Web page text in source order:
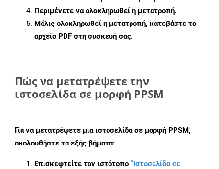
Περιμένετε να ολοκληρωθεί η μετατροπή.
Μόλις ολοκληρωθεί η μετατροπή, κατεβάστε το
αρχείο PDF στη συσκευή σας.
Πώς να μετατρέψετε την
ιστοσελίδα σε μορφή PPSM
Για να μετατρέψετε μια ιστοσελίδα σε μορφή PPSM,
ακολουθήστε τα εξής βήματα:
Επισκεφτείτε τον ιστότοπο “Ιστοσελίδα σε